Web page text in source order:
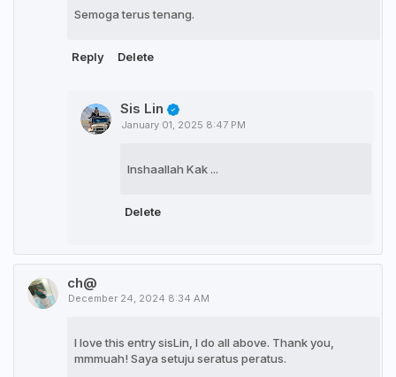
Semoga terus tenang.
Reply Delete
Sis Lin
January 01, 2025 8:47 PM
Inshaallah Kak ...
Delete
ch@
December 24, 2024 8:34 AM
I love this entry sisLin, I do all above. Thank you,
mmmuah! Saya setuju seratus peratus.